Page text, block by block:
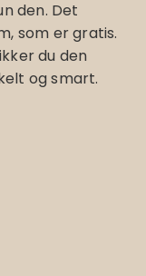
den. Det
som er gratis.
du den
og smart.